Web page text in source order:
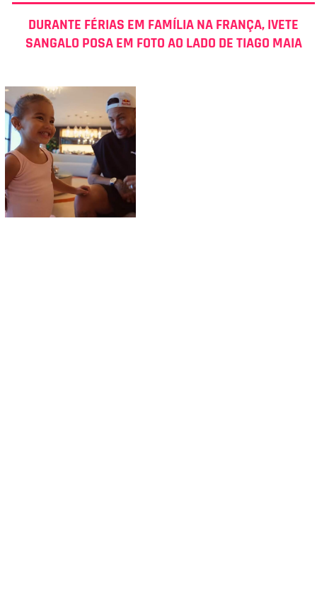
DURANTE FÉRIAS EM FAMÍLIA NA FRANÇA, IVETE
SANGALO POSA EM FOTO AO LADO DE TIAGO MAIA